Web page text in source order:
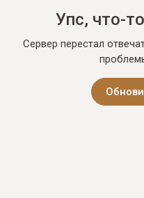
Упс, что-
Сервер перестал